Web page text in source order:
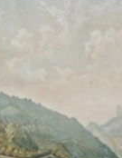
Mitte - IBAN